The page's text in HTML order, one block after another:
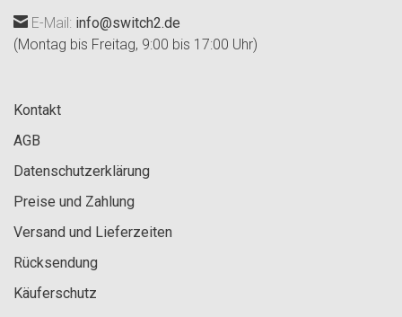
E-Mail: info@switch2.de
(Montag bis Freitag, 9:00 bis 17:00 Uhr)
Kontakt
AGB
Datenschutzerklärung
Preise und Zahlung
Versand und Lieferzeiten
Rücksendung
Käuferschutz